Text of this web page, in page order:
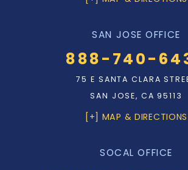
SAN JOSE OFFICE
888-740-
75 E SANTA CLARA
SAN JOSE, CA 95113
[+] MAP & DIRECTIONS
SOCAL OFFICE